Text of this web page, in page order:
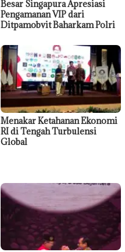
Besar Singapura Apresiasi
Pengamanan VIP dari
Ditpamobvit Baharkam Polri
Menakar Ketahanan Ekonomi
RI di Tengah Turbulensi
Global